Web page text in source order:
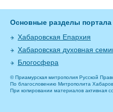
Основные разделы портала
Хабаровская Епархия
Хабаровская духовная
Блогосфера
© Приамурская митрополия Русской
По благословению Митрополита
При копировании материалов активная